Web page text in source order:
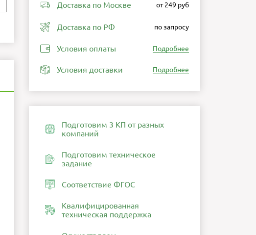
Доставка по Москве от 249 руб
Доставка по РФ по запросу
Условия оплаты Подробнее
Условия доставки Подробнее
Подготовим 3 КП от разных
компаний
Подготовим техническое
задание
Соответствие ФГОС
Квалифицированная
техническая поддержка